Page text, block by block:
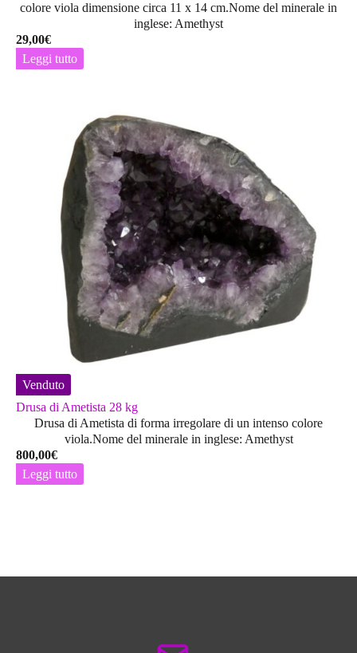
colore viola dimensione circa 11 x 14 cm.Nome del minerale in
inglese: Amethyst
29,00€
Leggi tutto
Venduto
Drusa di Ametista 28 kg
Drusa di Ametista di forma irregolare di un intenso colore
viola.Nome del minerale in inglese: Amethyst
800,00€
Leggi tutto